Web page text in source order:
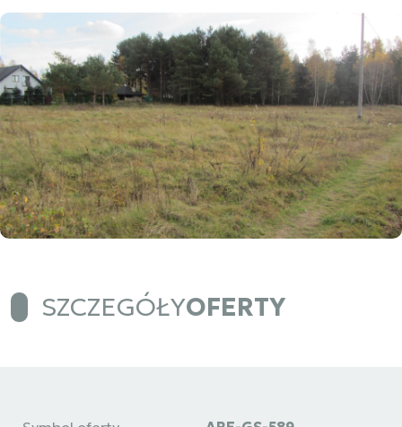
SZCZEGÓŁYOFERTY